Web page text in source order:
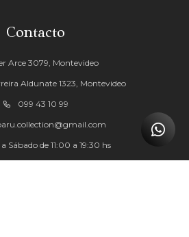
Contacto
Arce 3079, Montevideo
Aldunate 1323, Montevideo
099 43 10 99
Sábado de 11:00 a 19:30 hs